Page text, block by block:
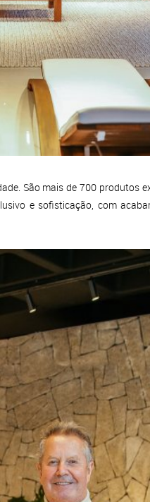
São mais de 700 produtos
e sofisticação, com